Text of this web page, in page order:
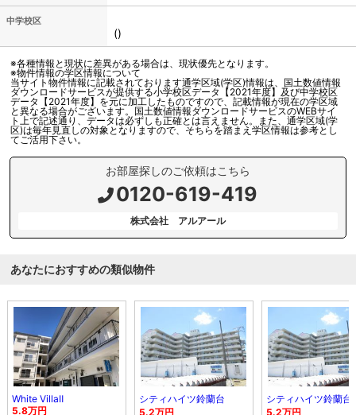
中学校区
()
※各種情報と現状に差異がある場合は、現状優先となります。
※物件情報の学区情報について
当サイト物件情報に記載されております通学区域(学区)情報は、国土数値情報
ダウンロードサービスが提供する小学校区データ【2021年度】及び中学校区
データ【2021年度】を元に加工したものですので、記載情報が現在の学区域
と異なる場合がございます。国土数値情報ダウンロードサービスのWEBサイ
ト上で記述通り、データは必ずしも正確とは言えません。また、通学区域(学
区)は毎年見直しの対象となりますので、そちらを踏まえ学区情報は参考とし
てご活用下さい。
お部屋探しのご依頼はこちら
0120-619-419
株式会社 アルアール
あなたにおすすめの類似物件
White VillaⅡ
5.8万円
シティハイツ鈴蘭台
5.2万円
シティハイツ鈴蘭台
5.2万円